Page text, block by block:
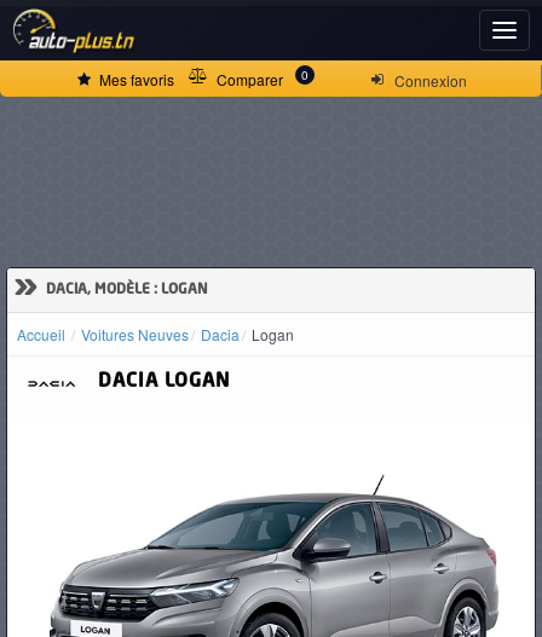
Connexion
Mes favoris Comparer 0
» DACIA, MODÈLE : LOGAN
Accueil Voitures Neuves Dacia Logan
DACIA LOGAN
ACCUEIL
PNEUS